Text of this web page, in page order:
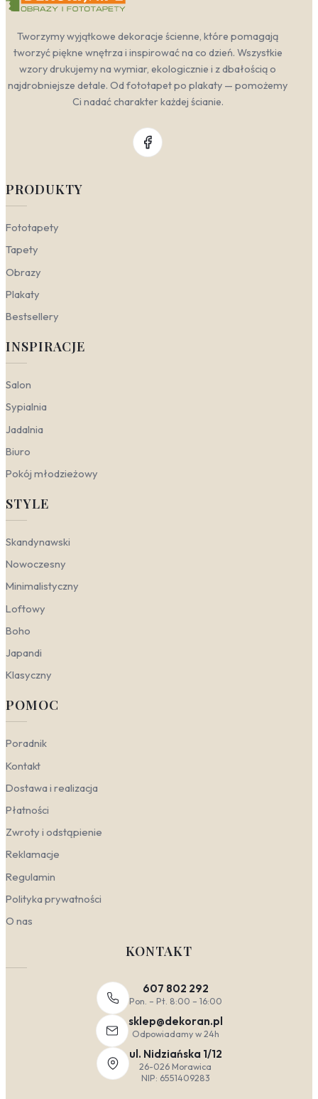
Tworzymy wyjątkowe dekoracje ścienne, które pomagają
tworzyć piękne wnętrza i inspirować na co dzień. Wszystkie
wzory drukujemy na wymiar, ekologicznie i z dbałością o
najdrobniejsze detale. Od fototapet po plakaty — pomożemy
Ci nadać charakter każdej ścianie.
PRODUKTY
Fototapety
Tapety
Obrazy
Plakaty
Bestsellery
INSPIRACJE
Salon
Sypialnia
Jadalnia
Biuro
Pokój młodzieżowy
STYLE
Skandynawski
Nowoczesny
Minimalistyczny
Loftowy
Boho
Japandi
Klasyczny
POMOC
Poradnik
Kontakt
Dostawa i realizacja
Płatności
Zwroty i odstąpienie
Reklamacje
Regulamin
Polityka prywatności
O nas
KONTAKT
607 802 292
Pon. – Pt. 8:00 – 16:00
sklep@dekoran.pl
Odpowiadamy w 24h
ul. Nidziańska 1/12
26-026 Morawica
NIP: 6551409283